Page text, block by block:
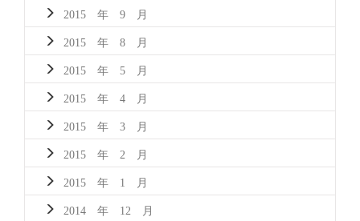
2015 年 9 月
2015 年 8 月
2015 年 5 月
2015 年 4 月
2015 年 3 月
2015 年 2 月
2015 年 1 月
2014 年 12 月